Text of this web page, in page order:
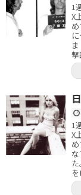
1
X
撃
1
X